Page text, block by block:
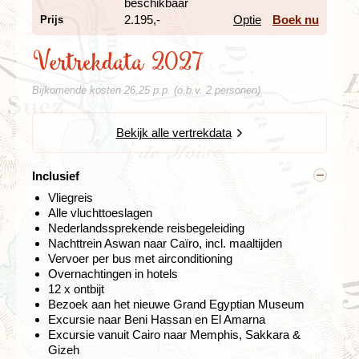
Piramides, oases en historische schatten
Dag 4 Caïro - Dashour - Fajoem-oase - El Minya
Dag 5 El Minya, excursie Beni Hassan en El Amarna -
Dag 6 Sohag - Abydos - Dendera - Luxor
Na het ontbijt vertrekken we richting Dashour, een
gebied dat wordt gekenmerkt door de bijzondere
beschikbaar
Prijs 2.195,- Optie Boek nu
Vertrekdata 2027
Bijkomende kosten 26,25 p.p. (o.b.v. 2 personen)
Bekijk alle vertrekdata
Inclusief
Vliegreis
Alle vluchttoeslagen
Nederlandssprekende reisbegeleiding
Nachttrein Aswan naar Caïro, incl. maaltijden
Vervoer per bus met airconditioning
Overnachtingen in hotels
12 x ontbijt
Bezoek aan het nieuwe Grand Egyptian Museum
Excursie naar Beni Hassan en El Amarna
Excursie vanuit Cairo naar Memphis, Sakkara &
Gizeh